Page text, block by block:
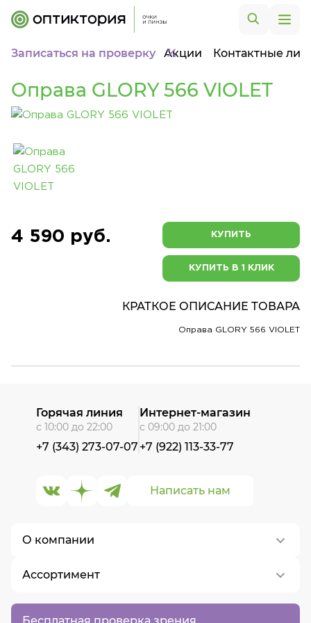
Записаться на проверку Акции Контактные
Оправа GLORY 566 VIOLET
4 590 руб. КУПИТЬ
КУПИТЬ В 1 КЛИК
КРАТКОЕ ОПИСАНИЕ ТОВАРА
Оправа GLORY 566 VIOLET
Бесплатная проверка зрения
О компании
О нас
Контакты
Ассортимент
Написать нам
Горячая линия
с 10:00 до 22:00
+7 (343) 273-07-07
Интернет-магазин
с 09:00 до 21:00
+7 (922) 113-33-77